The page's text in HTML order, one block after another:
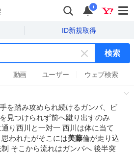
i
ID新規取得
キ
ー
ワ
ド
を
消
す
検索
動画 ユーザー ウェブ検索
を踏み攻められ続けるガンバ、ビ
見つけられず前へ蹴り出すのみ
り西川と一対一 西川は体に当て
われたがそこには美藤倫が走り込
そこから流れはガンバへ 後半突